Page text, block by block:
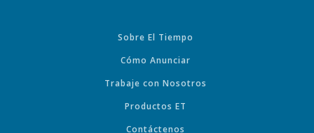
Sobre El Tiempo
Cómo Anunciar
Trabaje con Nosotros
Productos ET
Contáctenos